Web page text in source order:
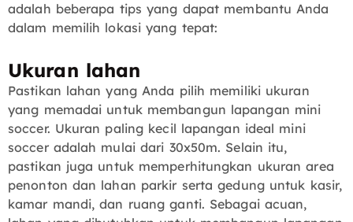
adalah beberapa tips yang dapat membantu Anda
dalam memilih lokasi yang tepat:
Ukuran lahan
Pastikan lahan yang Anda pilih memiliki ukuran
yang memadai untuk membangun lapangan mini
soccer. Ukuran paling kecil lapangan ideal mini
soccer adalah mulai dari 30x50m. Selain itu,
pastikan juga untuk memperhitungkan ukuran area
penonton dan lahan parkir serta gedung untuk kasir,
kamar mandi, dan ruang ganti. Sebagai acuan,